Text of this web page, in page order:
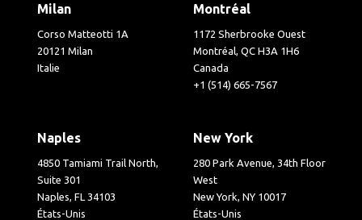
Milan
Corso Matteotti 1A
20121 Milan
Italie
Montréal
1172 Sherbrooke Ouest
Montréal, QC H3A 1H6
Canada
+1 (514) 665-7567
Naples
4850 Tamiami Trail North,
Suite 301
Naples, FL 34103
États-Unis
New York
280 Park Avenue, 34th Floor
West
New York, NY 10017
États-Unis